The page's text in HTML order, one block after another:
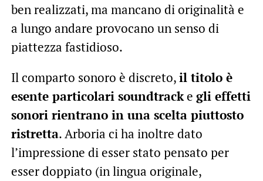
ben realizzati, ma mancano di originalità e
a lungo andare provocano un senso di
piattezza fastidioso.
Il comparto sonoro è discreto,il titolo è
esente particolari soundtracke gli effetti
sonori rientrano in una scelta piuttosto
ristretta. Arboria ci ha inoltre dato
l’impressione di esser stato pensato per
esser doppiato (in lingua originale,